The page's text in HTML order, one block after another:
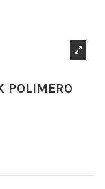
POLIMERO